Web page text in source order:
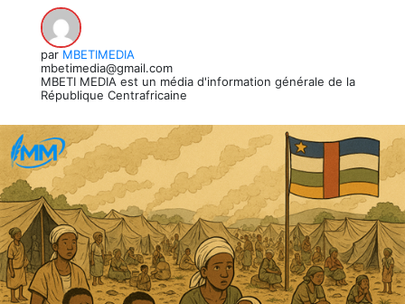
par MBETIMEDIA
mbetimedia@gmail.com
MBETI MEDIA est un média d'information générale de la
République Centrafricaine